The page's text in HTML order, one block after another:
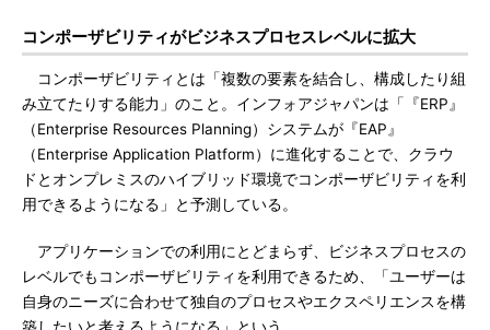
コンポーザビリティがビジネスプロセスレベルに拡大
コンポーザビリティとは「複数の要素を結合し、構成したり組
み立てたりする能力」のこと。インフォアジャパンは「『ERP』
（Enterprise Resources Planning）システムが『EAP』
（Enterprise Application Platform）に進化することで、クラウ
ドとオンプレミスのハイブリッド環境でコンポーザビリティを利
用できるようになる」と予測している。
アプリケーションでの利用にとどまらず、ビジネスプロセスの
レベルでもコンポーザビリティを利用できるため、「ユーザーは
自身のニーズに合わせて独自のプロセスやエクスペリエンスを構